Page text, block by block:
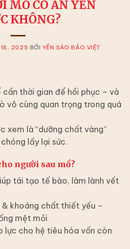
MỔ CÓ ĂN YẾN
KHÔNG?
18, 2025 BỞI YẾN SÀO BẢO VIỆT
thời gian để hồi phục – và
vô cùng quan trọng trong quá
xem là “dưỡng chất vàng”
lấy lại sức.
người sau mổ?
tái tạo tế bào, làm lành vết
& khoáng chất thiết yếu –
mệt mỏi
lực cho hệ tiêu hóa vốn còn